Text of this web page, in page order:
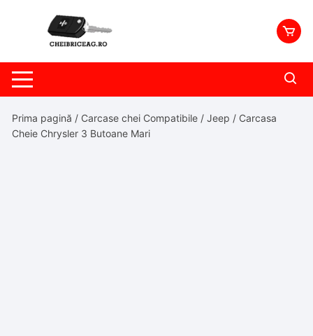
Prima pagină / Carcase chei Compatibile /Jeep / Carcasa
Cheie Chrysler 3 Butoane Mari